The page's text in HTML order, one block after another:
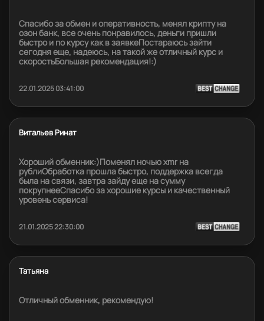
Спасибо за обмен и оперативность, менял крипту на
озон банк, все очень понравилось, деньги пришли
быстро и по курсу как в заявкеПостараюсь зайти
сегодня еще, надеюсь, на такой же отличный курс и
скоростьБольшая рекомендация!:)
22.01.2025 03:41:00
Витальев Ринат
Хороший обменник:)Поменял ночью xmr на
рублиОбработка прошла быстро, поддержка всегда
была на связи, завтра зайду еще на сумму
покрупнееСпасибо за хорошие курсы и качественный
уровень сервиса!
21.01.2025 22:30:00
Татьяна
Отличный обменник, рекомендую!